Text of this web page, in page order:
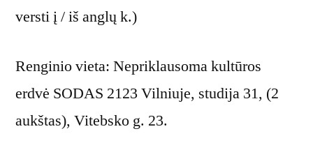
versti į / iš anglų k.)
Renginio vieta: Nepriklausoma kultūros
erdvė SODAS 2123 Vilniuje, studija 31, (2
aukštas), Vitebsko g. 23.